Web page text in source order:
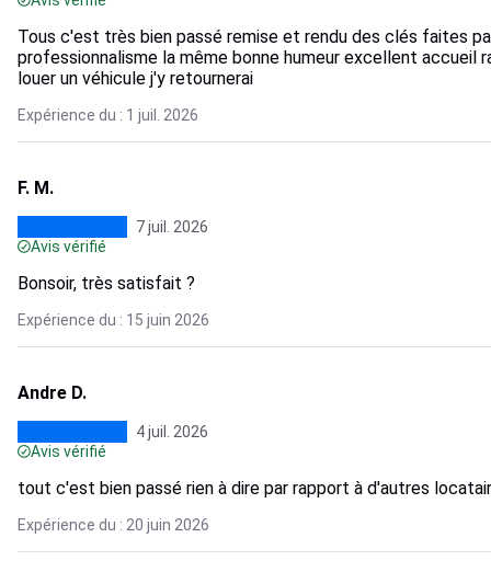
Tous c'est très bien passé remise et rendu des clés faites
professionnalisme la même bonne humeur excellent accueil
louer un véhicule j'y retournerai
Expérience du : 1 juil. 2026
F. M.
7 juil. 2026
Avis vérifié
Bonsoir, très satisfait ?
Expérience du : 15 juin 2026
Andre D.
4 juil. 2026
Avis vérifié
tout c'est bien passé rien à dire par rapport à d'autres
Expérience du : 20 juin 2026